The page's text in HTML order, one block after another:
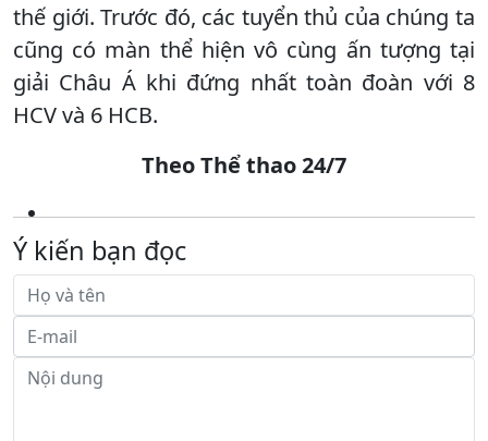
thế giới. Trước đó, các tuyển thủ của chúng ta
cũng có màn thể hiện vô cùng ấn tượng tại
giải Châu Á khi đứng nhất toàn đoàn với 8
HCV và 6 HCB.
Theo Thể thao 24/7
Ý kiến bạn đọc